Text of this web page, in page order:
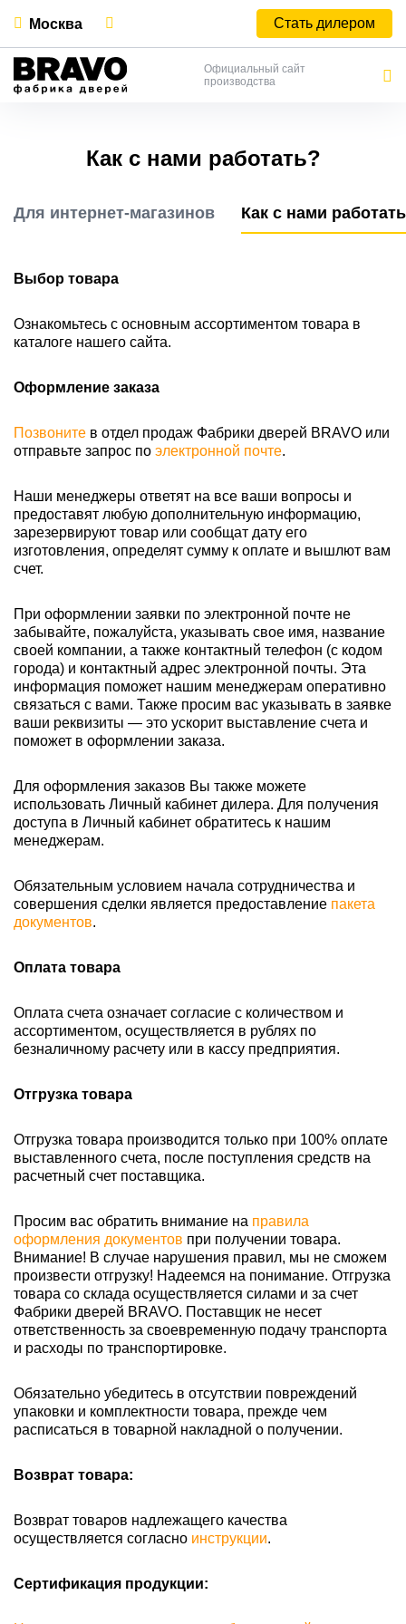
Москва Стать дилером
Официальный сайт
производства
Как с нами работать?
Для интернет-магазинов Как с нами
Выбор товара
Ознакомьтесь с основным ассортиментом товара в
каталоге нашего сайта.
Оформление заказа
Позвоните в отдел продаж Фабрики дверей BRAVO или
отправьте запрос по электронной почте.
Наши менеджеры ответят на все ваши вопросы и
предоставят любую дополнительную информацию,
зарезервируют товар или сообщат дату его
изготовления, определят сумму к оплате и вышлют вам
счет.
При оформлении заявки по электронной почте не
забывайте, пожалуйста, указывать свое имя, название
своей компании, а также контактный телефон (с кодом
города) и контактный адрес электронной почты. Эта
информация поможет нашим менеджерам оперативно
связаться с вами. Также просим вас указывать в заявке
ваши реквизиты — это ускорит выставление счета и
поможет в оформлении заказа.
Для оформления заказов Вы также можете
использовать Личный кабинет дилера. Для получения
доступа в Личный кабинет обратитесь к нашим
менеджерам.
Обязательным условием начала сотрудничества и
совершения сделки является предоставление пакета
документов.
Оплата товара
Оплата счета означает согласие с количеством и
ассортиментом, осуществляется в рублях по
безналичному расчету или в кассу предприятия.
Отгрузка товара
Отгрузка товара производится только при 100% оплате
выставленного счета, после поступления средств на
расчетный счет поставщика.
Просим вас обратить внимание на правила
оформления документов при получении товара.
Внимание! В случае нарушения правил, мы не сможем
произвести отгрузку! Надеемся на понимание. Отгрузка
товара со склада осуществляется силами и за счет
Фабрики дверей BRAVO. Поставщик не несет
ответственность за своевременную подачу транспорта
и расходы по транспортировке.
Обязательно убедитесь в отсутствии повреждений
упаковки и комплектности товара, прежде чем
расписаться в товарной накладной о получении.
Возврат товара:
Возврат товаров надлежащего качества
осуществляется согласно инструкции.
Сертификация продукции: